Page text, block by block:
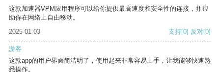
这款加速器VPM应用程序可以给你提供最高速度和安全性的连接，并帮
助你在网络上自由移动。
2025-01-03
支持[0] 反对[0]
游客
这款app的用户界面简洁明了，使用起来非常容易上手，让我能够快速熟
悉操作。